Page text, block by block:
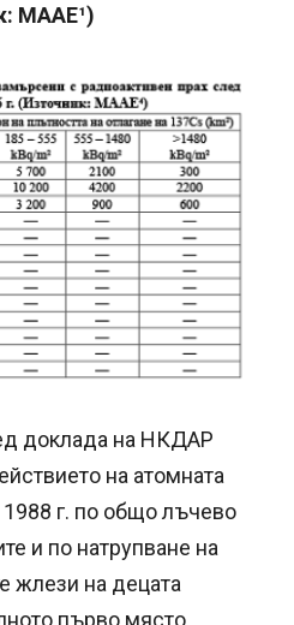
МААЕ¹)
доклада на НКДАР
на атомната
г. по общо лъчево
и по натрупване на
жлези на децата
първо място.